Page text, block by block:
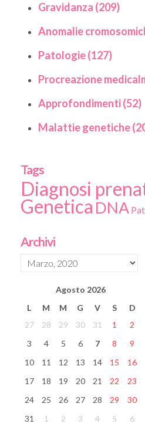
Gravidanza (209)
Anomalie
Patologie (127)
Procreazione
Approfondimenti (52)
Malattie genetiche
Tags
Diagnosi
Genetica DNA
Archivi
Agosto 2026
L
M M G V S
D
27
28 29 30 31 1
2
3
4 5 6 7 8
9
10
11 12 13 14 15
16
17
18 19 20 21 22
23
24
25 26 27 28 29
30
31
1 2 3 4 5 6